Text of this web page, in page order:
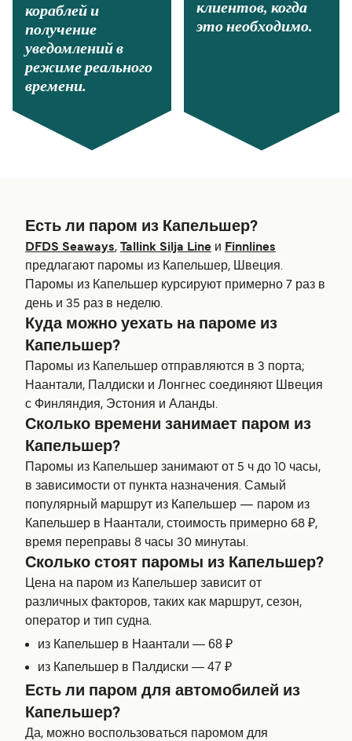
кораблей и
получение
уведомлений в
режиме реального
времени.
клиентов, когда
это необходимо.
Есть ли паром из Капельшер?
DFDS Seaways, Tallink Silja Line и
Finnlines
предлагают паромы из Капельшер, Швеция.
Паромы из Капельшер курсируют примерно 7 раз в
день и 35 раз в неделю.
Куда можно уехать на пароме из
Капельшер?
Паромы из Капельшер отправляются в 3 порта;
Наантали, Палдиски и Лонгнес соединяют Швеция
с Финляндия, Эстония и Аланды.
Сколько времени занимает паром из
Капельшер?
Паромы из Капельшер занимают от 5 ч до 10 часы,
в зависимости от пункта назначения. Самый
популярный маршрут из Капельшер — паром из
Капельшер в Наантали, стоимость примерно 68 ₽,
время переправы 8 часы 30 минутаы.
Сколько стоят паромы из Капельшер?
Цена на паром из Капельшер зависит от
различных факторов, таких как маршрут, сезон,
оператор и тип судна.
из Капельшер в Наантали — 68 ₽
из Капельшер в Палдиски — 47 ₽
Есть ли паром для автомобилей из
Капельшер?
Да, можно воспользоваться паромом для